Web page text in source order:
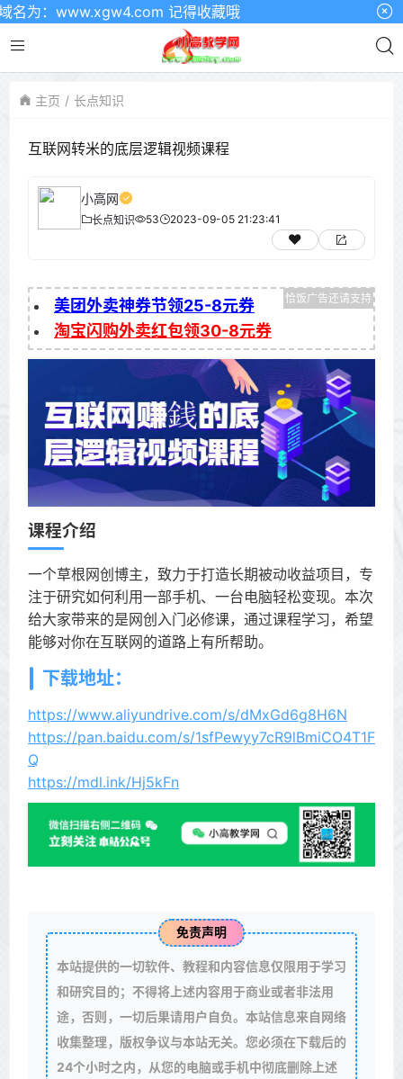
为：www.xgw4.com 记得收藏哦
主页 长点知识
互联网转米的底层逻辑视频课程
小高网
长点知识 53 2023-09-05 21:23:41
美团外卖神券节领25-8元券
淘宝闪购外卖红包领30-8元券
课程介绍
一个草根网创博主，致力于打造长期被动收益项目，专
注于研究如何利用一部手机、一台电脑轻松变现。本次
给大家带来的是网创入门必修课，通过课程学习，希望
能够对你在互联网的道路上有所帮助。
下载地址：
https://www.aliyundrive.com/s/dMxGd6g8H6N
https://pan.baidu.com/s/1sfPewyy7cR9lBmiCO4T1F
Q
https://mdl.ink/Hj5kFn
免责声明
本站提供的一切软件、教程和内容信息仅限用于学习
和研究目的；不得将上述内容用于商业或者非法用
途，否则，一切后果请用户自负。本站信息来自网络
收集整理，版权争议与本站无关。您必须在下载后的
24个小时之内，从您的电脑或手机中彻底删除上述